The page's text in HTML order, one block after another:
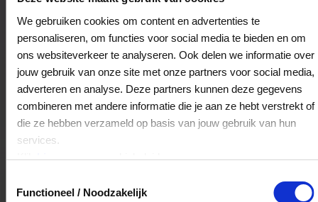
We gebruiken cookies om content en advertenties te
personaliseren, om functies voor social media te bieden en om
ons websiteverkeer te analyseren. Ook delen we informatie over
jouw gebruik van onze site met onze partners voor social media,
adverteren en analyse. Deze partners kunnen deze gegevens
combineren met andere informatie die je aan ze hebt verstrekt of
die ze hebben verzameld op basis van jouw gebruik van hun
services.
Klikhiervoor ons cookiebeleid.
Functioneel / Noodzakelijk
Het Wapen van Noordwijkerhout
Dorpsstraat 14
2211GC Noordwijkerhout
Veelgestelde Vragen
Kan ik het saldo in delen besteden?